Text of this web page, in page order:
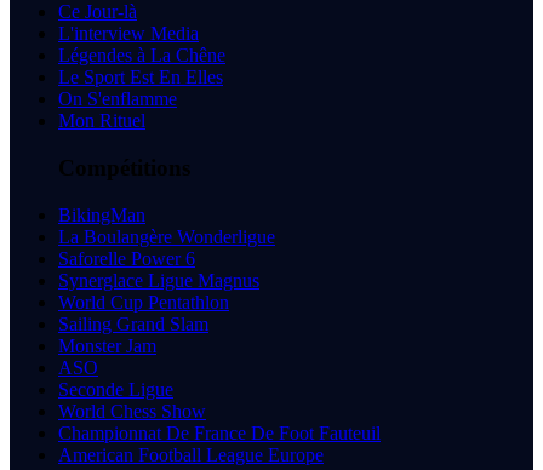
Ce Jour-là
L'interview Media
Légendes à La Chêne
Le Sport Est En Elles
On S'enflamme
Mon Rituel
Compétitions
BikingMan
La Boulangère Wonderligue
Saforelle Power 6
Synerglace Ligue Magnus
World Cup Pentathlon
Sailing Grand Slam
Monster Jam
ASO
Seconde Ligue
World Chess Show
Championnat De France De Foot Fauteuil
American Football League Europe